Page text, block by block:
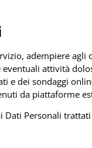
adempiere
attività
e dei sondaggi
da piattaforme
Personali